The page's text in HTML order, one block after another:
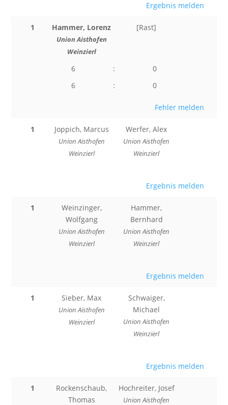
Ergebnis melden
1 Hammer, Lorenz
Union Aisthofen
Weinzierl
[Rast]
6 :
0
6
: 0
Fehler melden
1 Joppich, Marcus
Union Aisthofen
Weinzierl
Werfer, Alex
Union Aisthofen
Weinzierl
Ergebnis melden
1
Weinzinger,
Wolfgang
Union Aisthofen
Weinzierl
Hammer,
Bernhard
Union Aisthofen
Weinzierl
Ergebnis melden
1 Sieber, Max
Union Aisthofen
Weinzierl
Schwaiger,
Michael
Union Aisthofen
Weinzierl
Ergebnis melden
1
Rockenschaub,
Thomas
Hochreiter, Josef
Union Aisthofen